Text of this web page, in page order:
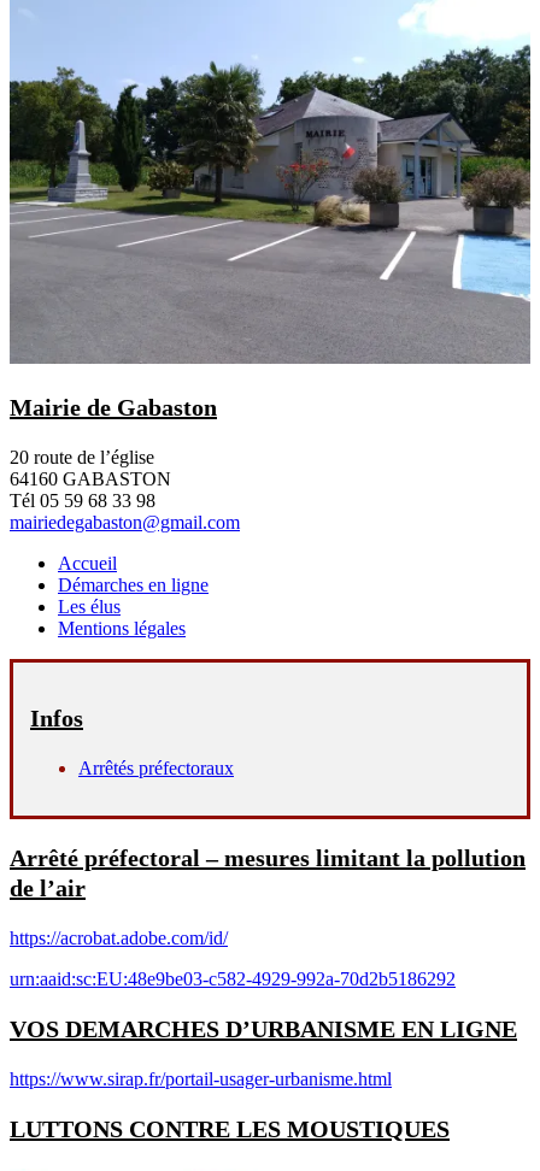
Mairie de Gabaston
20 route de l’église
64160 GABASTON
Tél 05 59 68 33 98
mairiedegabaston@gmail.com
Accueil
Démarches en ligne
Les élus
Mentions légales
Infos
Arrêtés préfectoraux
Arrêté préfectoral – mesures limitant la pollution
de l’air
https://acrobat.adobe.com/id/
urn:aaid:sc:EU:48e9be03-c582-4929-992a-70d2b5186292
VOS DEMARCHES D’URBANISME EN LIGNE
https://www.sirap.fr/portail-usager-urbanisme.html
LUTTONS CONTRE LES MOUSTIQUES